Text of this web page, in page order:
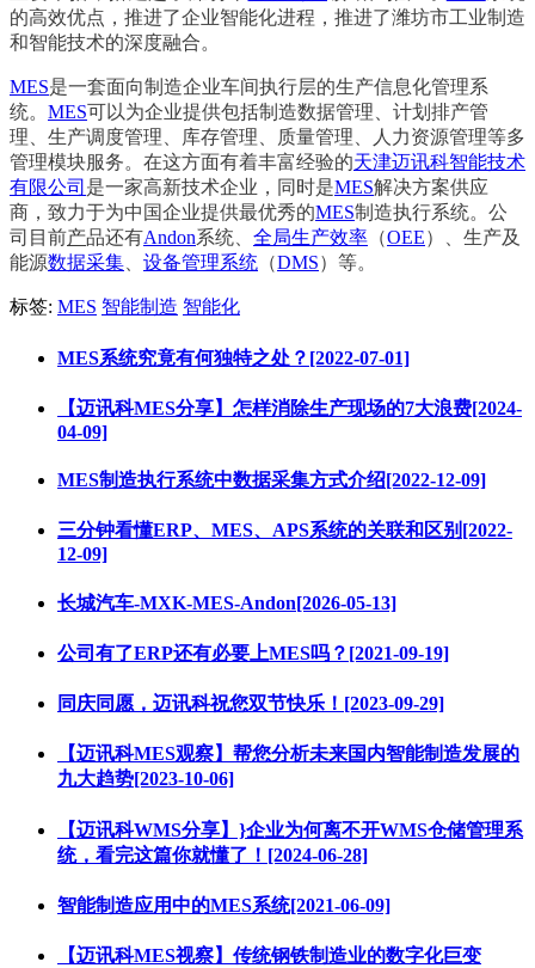
的高效优点，推进了企业智能化进程，推进了潍坊市工业制造
和智能技术的深度融合。
MES是一套面向制造企业车间执行层的生产信息化管理系
统。 MES可以为企业提供包括制造数据管理、计划排产管
理、生产调度管理、库存管理、质量管理、人力资源管理等多
管理模块服务。在这方面有着丰富经验的天津迈讯科智能技术
有限公司 是一家高新技术企业，同时是MES解决方案供应
商，致力于为中国企业提供最优秀的MES制造执行系统。公
司目前产品还有Andon系统、 全局生产效率 （OEE）、生产及
能源数据采集 设备管理系统 （DMS）等。
标签: MES 智能制造 智能化
MES系统究竟有何独特之处？[2022-07-01]
【迈讯科MES分享】怎样消除生产现场的7大浪费[2024-
04-09]
MES制造执行系统中数据采集方式介绍[2022-12-09]
三分钟看懂ERP、MES、APS系统的关联和区别[2022-
12-09]
长城汽车-MXK-MES-Andon[2026-05-13]
公司有了ERP还有必要上MES吗？[2021-09-19]
同庆同愿，迈讯科祝您双节快乐！[2023-09-29]
【迈讯科MES观察】帮您分析未来国内智能制造发展的
九大趋势[2023-10-06]
【迈讯科WMS分享】}企业为何离不开WMS仓储管理系
统，看完这篇你就懂了！[2024-06-28]
智能制造应用中的MES系统[2021-06-09]
【迈讯科MES视察】传统钢铁制造业的数字化巨变